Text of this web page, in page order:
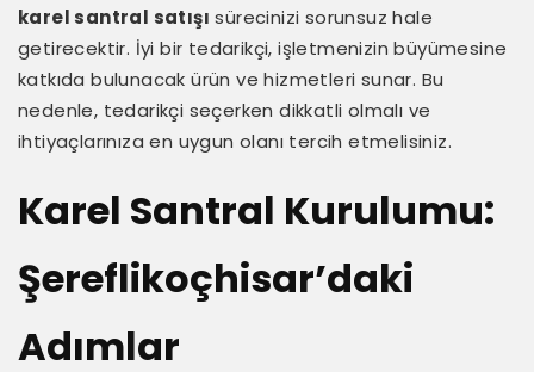
karel santral satışı sürecinizi sorunsuz hale
getirecektir. İyi bir tedarikçi, işletmenizin büyümesine
katkıda bulunacak ürün ve hizmetleri sunar. Bu
nedenle, tedarikçi seçerken dikkatli olmalı ve
ihtiyaçlarınıza en uygun olanı tercih etmelisiniz.
Karel Santral Kurulumu:
Şereflikoçhisar’daki
Adımlar